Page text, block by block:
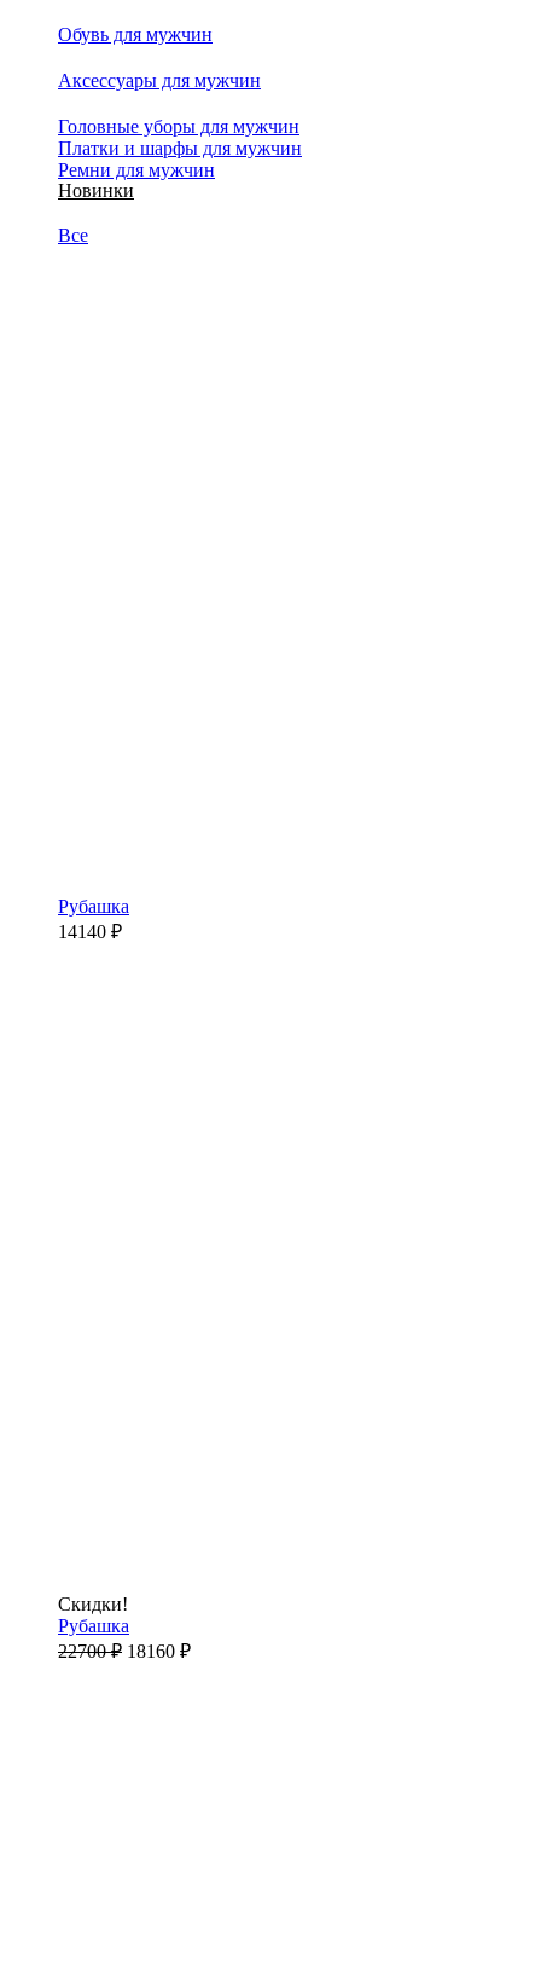
Обувь для мужчин
Аксессуары для мужчин
Головные уборы для мужчин
Платки и шарфы для мужчин
Ремни для мужчин
Новинки
Все
Рубашка
14140 ₽
Скидки!
Рубашка
22700₽ 18160 ₽